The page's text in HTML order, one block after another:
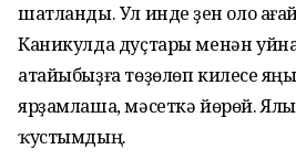
шатланды. Ул инде үҙен оло
Каникулда дуҫтары менән
атайыбыҙға төҙөлөп килеүсе
ярҙамлаша, мәсеткә йөрөй. Ялы
ҡустымдың.